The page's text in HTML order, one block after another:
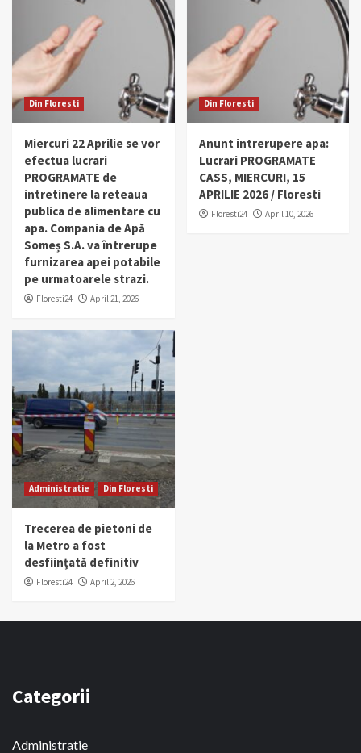
Din Floresti
Miercuri 22 Aprilie se vor
efectua lucrari
PROGRAMATE de
intretinere la reteaua
publica de alimentare cu
apa. Compania de Apă
Someș S.A. va întrerupe
furnizarea apei potabile
pe urmatoarele strazi.
Floresti24 April 21, 2026
Din Floresti
Anunt intrerupere apa:
Lucrari PROGRAMATE
CASS, MIERCURI, 15
APRILIE 2026 / Floresti
Floresti24 April 10, 2026
Administratie Din Floresti
Trecerea de pietoni de
la Metro a fost
desființată definitiv
Floresti24 April 2, 2026
Categorii
Administratie